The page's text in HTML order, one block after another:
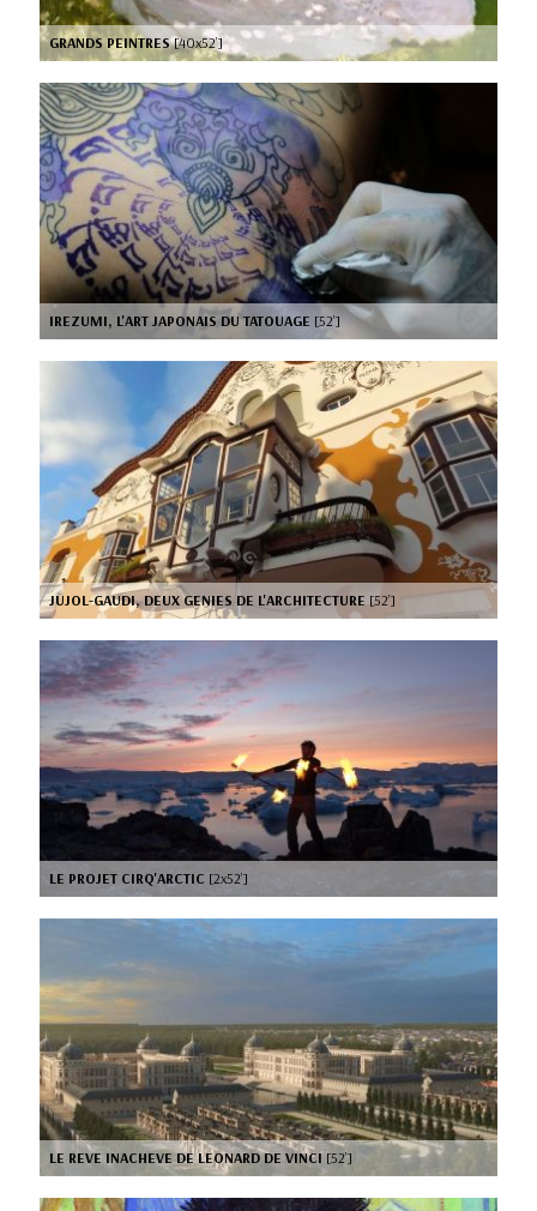
GRANDS PEINTRES[40x52’]
IREZUMI, L'ART JAPONAIS DU TATOUAGE [52’]
JUJOL-GAUDI, DEUX GENIES DE L'ARCHITECTURE [52’]
LE PROJET CIRQ'ARCTIC [2x52’]
LE REVE INACHEVE DE LEONARD DE VINCI [52’]